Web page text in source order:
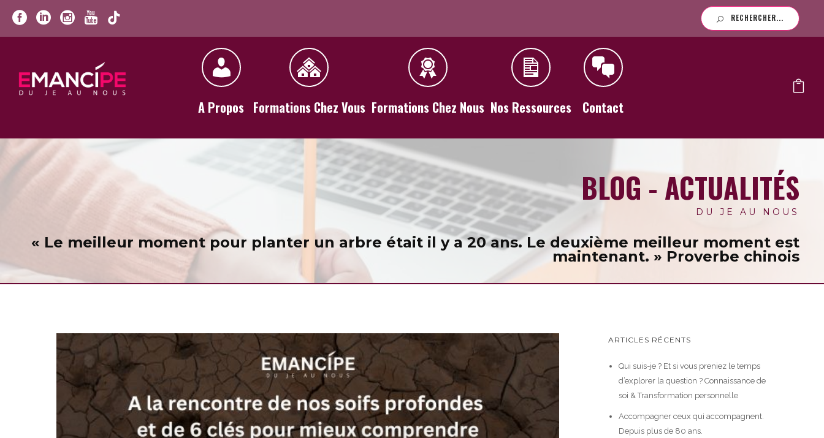
RECHERCHER...
A Propos Formations Chez Vous Formations Chez Nous Nos Ressources Contact
BLOG - ACTUALITÉS
DU JE AU NOUS
« Le meilleur moment pour planter un arbre était il y a 20 ans.Le deuxième meilleur moment est
maintenant. » Proverbe chinois
ARTICLES RÉCENTS
Qui suis-je ? Et si vous preniez le temps
d’explorer la question ? Connaissance de
soi & Transformation personnelle
Accompagner ceux qui accompagnent.
Depuis plus de 80 ans.